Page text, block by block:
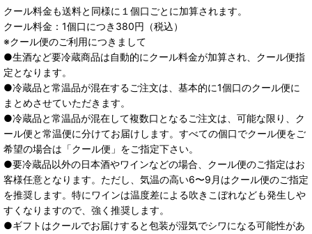
クール料金も送料と同様に１個口ごとに加算されます。
クール料金：1個口につき380円（税込）
※クール便のご利用につきまして
●生酒など要冷蔵商品は自動的にクール料金が加算され、クール便指
定となります。
●冷蔵品と常温品が混在するご注文は、基本的に1個口のクール便に
まとめさせていただきます。
●冷蔵品と常温品が混在して複数口となるご注文は、可能な限り、ク
ール便と常温便に分けてお届けします。すべての個口でクール便をご
希望の場合は「クール便」をご指定下さい。
●要冷蔵品以外の日本酒やワインなどの場合、クール便のご指定はお
客様任意となります。ただし、気温の高い6〜9月はクール便のご指定
を推奨します。特にワインは温度差による吹きこぼれなども発生しや
すくなりますので、強く推奨します。
●ギフトはクールでお届けすると包装が湿気でシワになる可能性があ